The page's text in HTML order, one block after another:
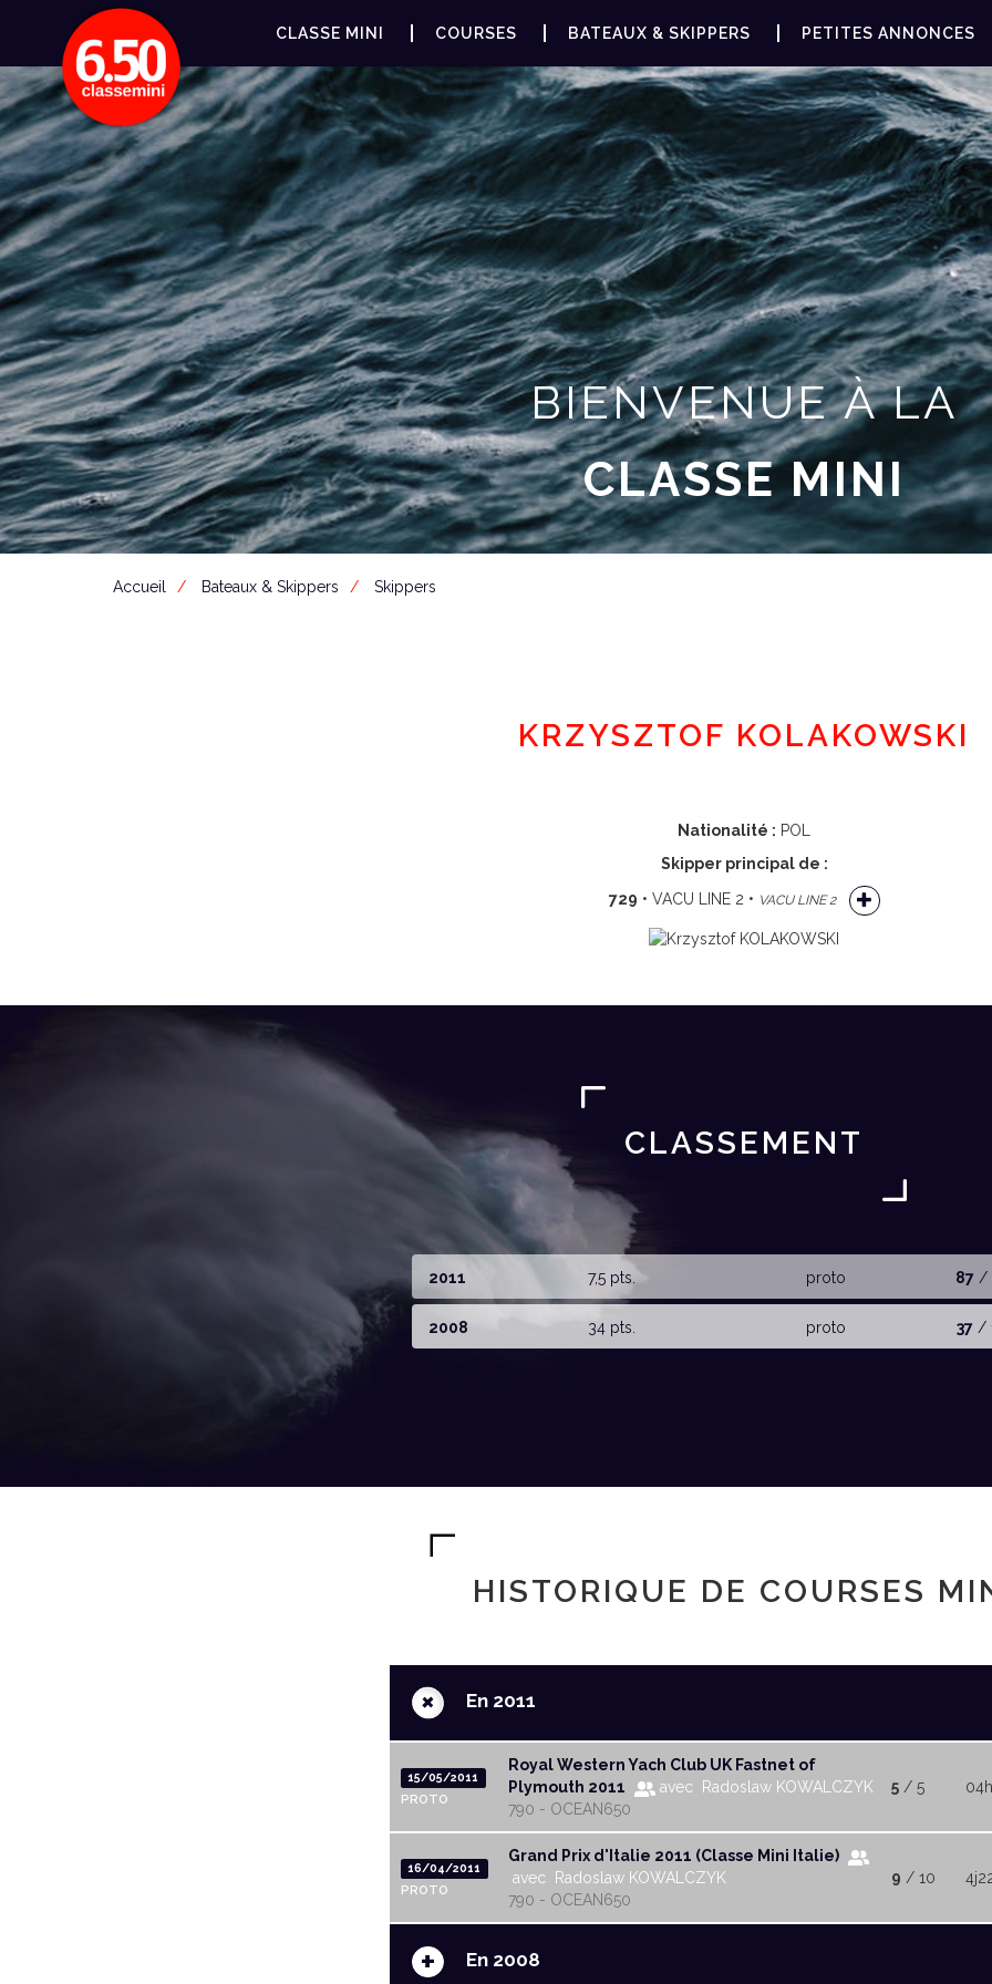
CLASSE MINI COURSES BATEAUX & SKIPPERS PETITES ANNONCES
BIENVENUE À LA
CLASSE MINI
Accueil Bateaux & Skippers Skippers
KRZYSZTOF KOLAKOWSKI
Nationalité : POL
Skipper principal de :
729 • VACU LINE 2 • VACU LINE 2
CLASSEMENT
2011 7,5 pts. proto 87 /
2008 34 pts. proto 37/
HISTORIQUE DE COURSES
+ En 2011
15/05/2011
PROTO
Royal Western Yach Club UK Fastnet of
Plymouth 2011
avec Radoslaw KOWALCZYK
790 - OCEAN650
5 / 5
16/04/2011
PROTO
Grand Prix d'Italie 2011 (Classe Mini Italie)
avec Radoslaw KOWALCZYK
790 - OCEAN650
9 / 10
+ En 2008